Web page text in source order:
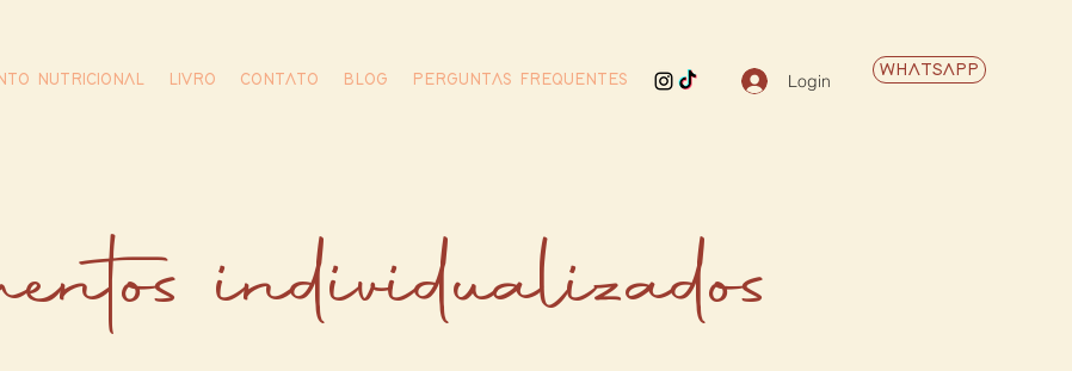
NUTRICIONAL LIVRO CONTATO BLOG PERGUNTAS FREQUENTES Login WHATSAPP
individualizados